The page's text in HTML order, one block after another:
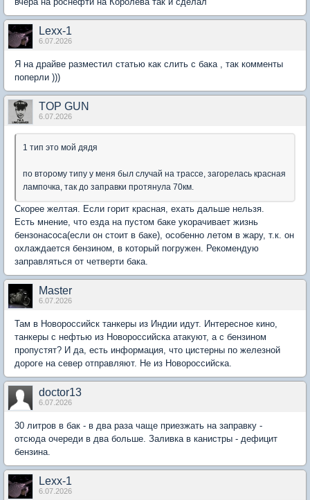
Lexx-1
6.07.2026
Я на драйве разместил статью как слить с бака , так комменты
поперли )))
TOP GUN
6.07.2026
1 тип это мой дядя
по второму типу у меня был случай на трассе, загорелась красная
лампочка, так до заправки протянула 70км.
Скорее желтая. Если горит красная, ехать дальше нельзя.
Есть мнение, что езда на пустом баке укорачивает жизнь
бензонасоса(если он стоит в баке), особенно летом в жару, т.к. он
охлаждается бензином, в который погружен. Рекомендую
заправляться от четверти бака.
Мaster
6.07.2026
Там в Новороссийск танкеры из Индии идут. Интересное кино,
танкеры с нефтью из Новороссийска атакуют, а с бензином
пропустят? И да, есть информация, что цистерны по железной
дороге на север отправляют. Не из Новороссийска.
doctor13
6.07.2026
30 литров в бак - в два раза чаще приезжать на заправку -
отсюда очереди в два больше. Заливка в канистры - дефицит
бензина.
Lexx-1
6.07.2026